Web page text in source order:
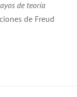
de teoría
de Freud